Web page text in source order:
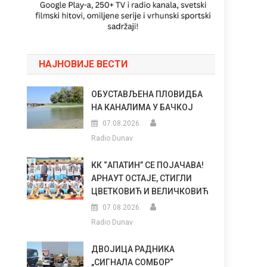
НАЈНОВИЈЕ ВЕСТИ
ОБУСТАВЉЕНА ПЛОВИДБА
НА КАНАЛИМА У БАЧКОЈ
07.08.2026.
Radio Dunav
КК “АПАТИН” СЕ ПОЈАЧАВА!
АРНАУТ ОСТАЈЕ, СТИГЛИ
ЦВЕТКОВИЋ И ВЕЛИЧКОВИЋ
07.08.2026.
Radio Dunav
ДВОЈИЦА РАДНИКА
„СИГНАЛА СОМБОР“